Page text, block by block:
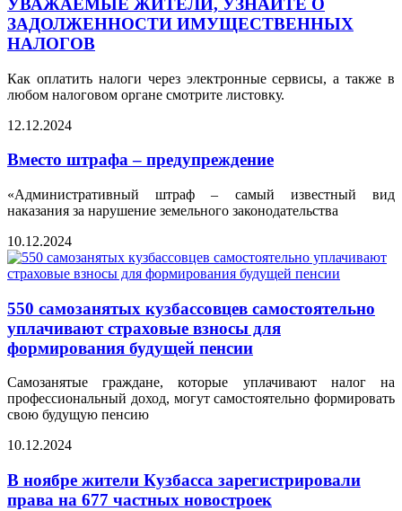
УВАЖАЕМЫЕ ЖИТЕЛИ, УЗНАЙТЕ О
ЗАДОЛЖЕННОСТИ ИМУЩЕСТВЕННЫХ
НАЛОГОВ
Как оплатить налоги через электронные сервисы, а также в
любом налоговом органе смотрите листовку.
12.12.2024
Вместо штрафа – предупреждение
«Административный штраф – самый известный вид
наказания за нарушение земельного законодательства
10.12.2024
550 самозанятых кузбассовцев самостоятельно
уплачивают страховые взносы для
формирования будущей пенсии
Самозанятые граждане, которые уплачивают налог на
профессиональный доход, могут самостоятельно формировать
свою будущую пенсию
10.12.2024
В ноябре жители Кузбасса зарегистрировали
права на 677 частных новостроек